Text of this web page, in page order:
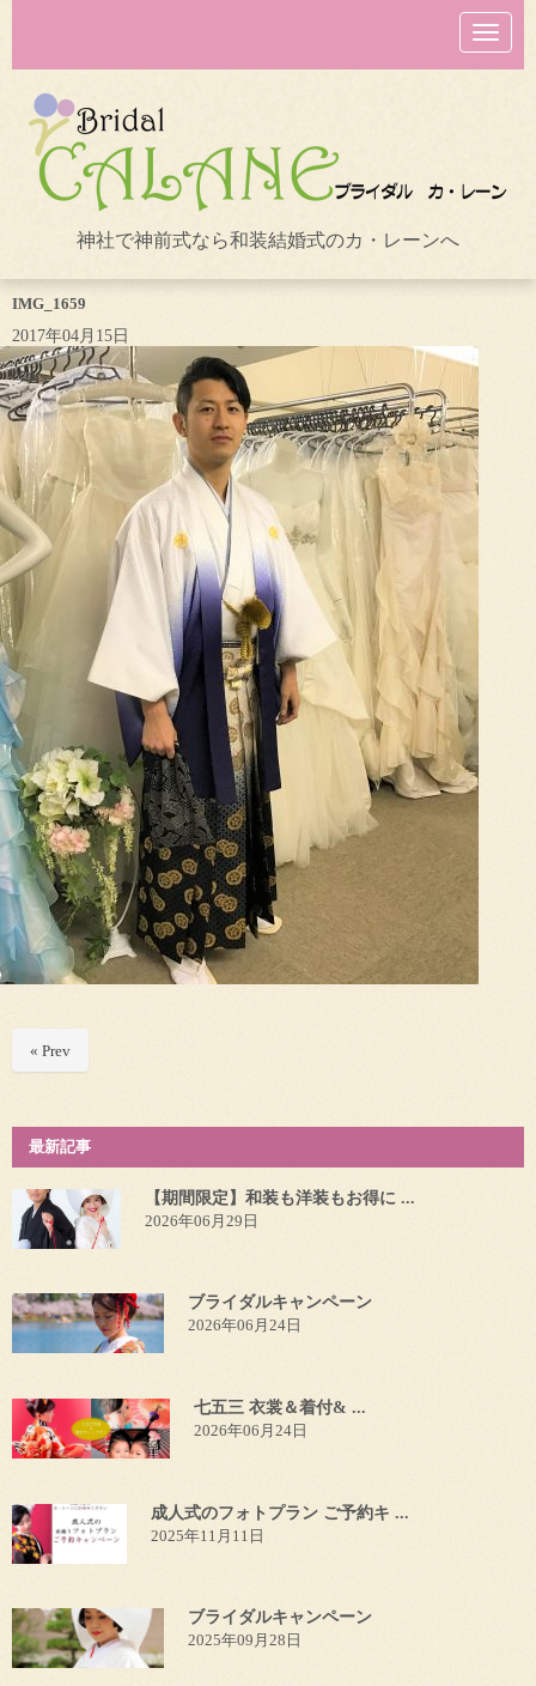
N
a
v
o
n
神社で神前式なら和装結婚式のカ・レーンへ
IMG_1659
2017年04月15日
« Prev
最新記事
【期間限定】和装も洋装もお得に ...
2026年06月29日
ブライダルキャンペーン
2026年06月24日
七五三 衣裳＆着付& ...
2026年06月24日
成人式のフォトプラン ご予約キ ...
2025年11月11日
ブライダルキャンペーン
2025年09月28日